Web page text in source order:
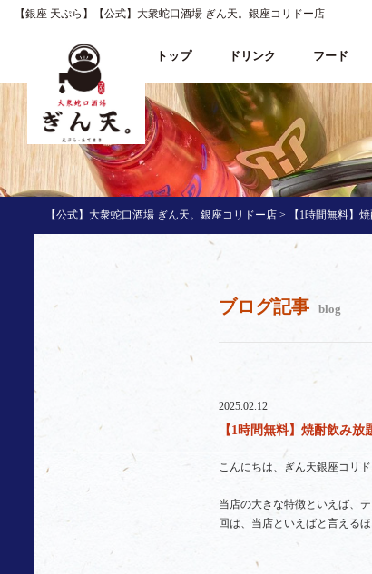
【銀座 天ぷら】【公式】大衆蛇口酒場 ぎん天。銀座コリドー店
トップ ドリンク フード
【公式】大衆蛇口酒場 ぎん天。銀座コリドー店 > 【1時間無料】
ブログ記事 blog
2025.02.12
【1時間無料】焼酎飲み
こんにちは、ぎん天銀座コリド
当店の大きな特徴といえば、
回は、当店といえばと言える